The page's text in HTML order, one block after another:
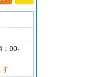
：00-
す